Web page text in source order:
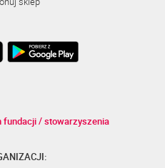
fundacji / stowarzyszenia